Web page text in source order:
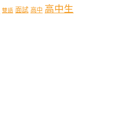
雙語 面試 高中 高中生